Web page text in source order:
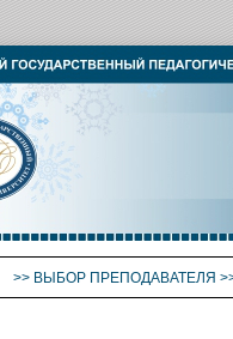
>> ВЫБОР ПРЕПОДАВАТЕЛЯ